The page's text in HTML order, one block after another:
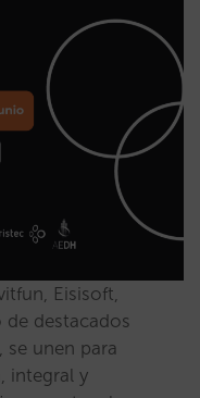
Eisisoft,
de destacados
unen para
integral y